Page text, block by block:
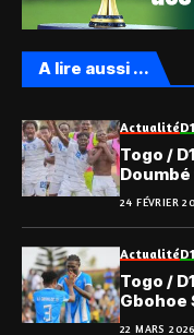
A lire aussi ...
Actualité
Togo /
24 FÉVRIER
Actualité
Togo /
Gbohoe
22 MARS 2026